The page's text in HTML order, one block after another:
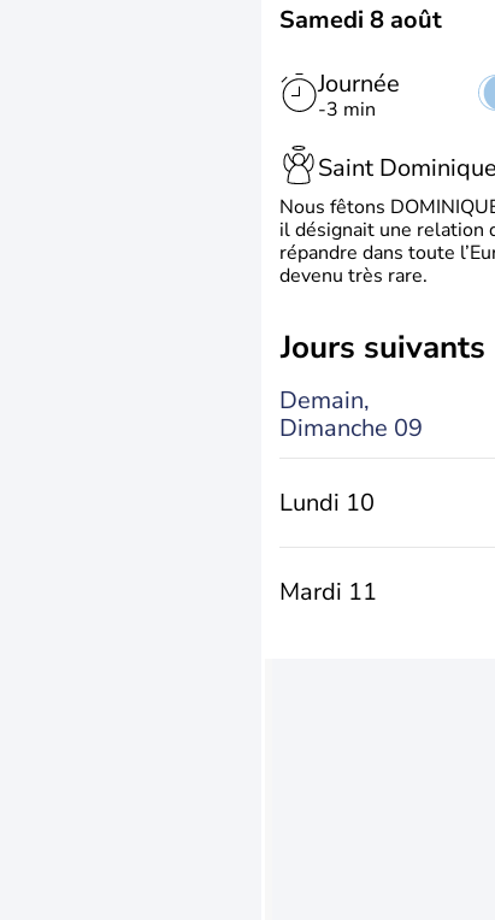
Samedi 8 août
Journée
-3 min
Saint Dominique
Nous fêtons
il désignait une relation
répandre dans toute
devenu très rare.
jours suivants
Demain,
Dimanche 09
Lundi 10
Mardi 11